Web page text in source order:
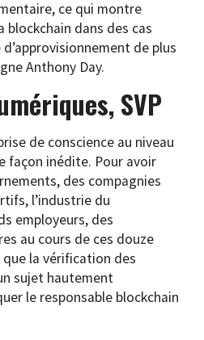
ce qui montre
blockchain dans des cas
de plus
Anthony Day.
SVP
de conscience au niveau
façon inédite. Pour avoir
des compagnies
l’industrie du
employeurs, des
au cours de ces douze
la vérification des
sujet hautement
le responsable blockchain